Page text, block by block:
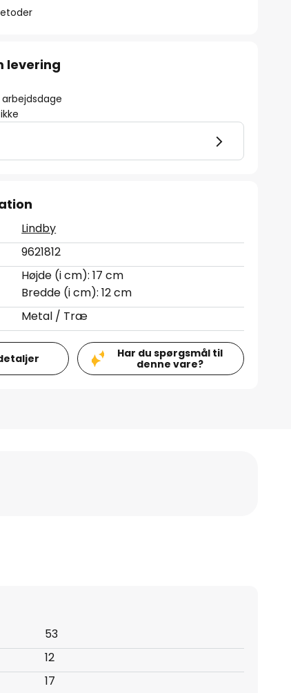
levering
Lindby
9621812
Højde (i cm): 17 cm
Bredde (i cm): 12 cm
Metal / Træ
Har du spørgsmål til
denne vare?
53
12
17